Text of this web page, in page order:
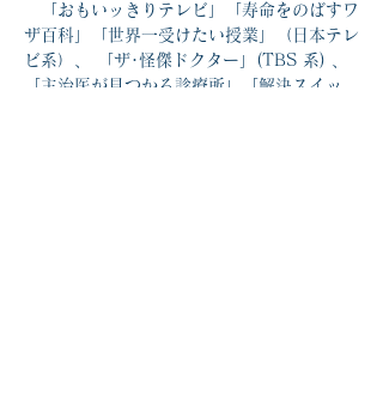
「おもいッきりテレビ」「寿命をのばすワ
ザ百科」「世界一受けたい授業」（日本テレ
ビ系）、 「ザ･怪傑ドクター」(TBS 系) 、
「主治医が見つかる診療所」「解決スイッ